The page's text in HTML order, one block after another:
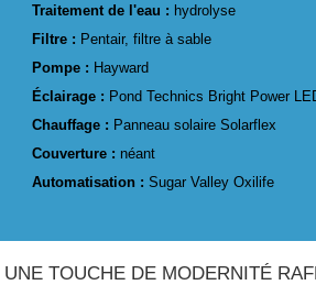
Traitement de l'eau : hydrolyse
Filtre : Pentair, filtre à sable
Pompe : Hayward
Éclairage : Pond Technics Bright Power
Chauffage : Panneau solaire Solarflex
Couverture : néant
Automatisation :Sugar Valley Oxilife
UNE TOUCHE DE MODERNITÉ